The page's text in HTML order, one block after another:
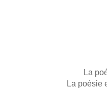
La
La poésie